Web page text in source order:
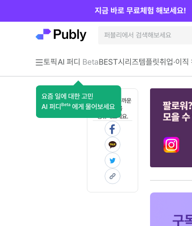
토픽AI 퍼디 Beta
요즘 일에 대한 고민
AI 퍼디 Beta 에게 물어보세요
BEST시리즈템플릿취업·이직
지금 바로 무료체험 해보세요!
혼자 보기 아까운
콘텐츠를
공유해보세요.